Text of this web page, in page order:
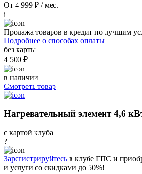
От 4 999 ₽ / мес.
i
Продажа товаров в кредит по лучшим
Подробнее о способах оплаты
без карты
4 500 ₽
в наличии
Смотреть товар
Нагревательный элемент 4,6
с картой клуба
?
Зарегистрируйтесь в клубе ГПС и
и услуги со скидками до 50%!